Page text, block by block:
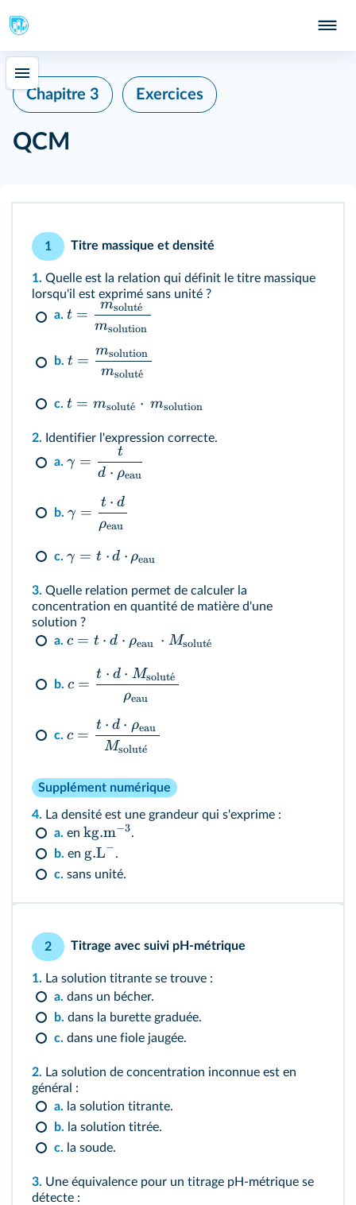
Chapitre 3 Exercices
QCM
1 Titre massique et densité
1. Quelle est la relation qui définit le titre massique
lorsqu'il est exprimé sans unité ?
a. t =
msolution
msolute
ˊ
b. t =
msolute
ˊ
msolution
c. t = msolute
ˊ ⋅ msolution
2. Identifier l'expression correcte.
a. γ =
d ⋅ ρeau
t
b. γ =
ρeau
t ⋅ d
c. γ = t ⋅ d ⋅ ρeau
3. Quelle relation permet de calculer la
concentration en quantité de matière d'une
solution ?
a. c = t ⋅ d ⋅ ρeau ⋅ Msolute
ˊ
b. c =
ρeau
t ⋅ d ⋅ Msolute
ˊ
c. c =
Msolute
ˊ
t ⋅ d ⋅ ρeau
Supplément numérique
4. La densité est une grandeur qui s'exprime :
a. en kg.m−3.
b. en g.L−.
c. sans unité.
2 Titrage avec suivi pH-métrique
1. La solution titrante se trouve :
a. dans un bécher.
b. dans la burette graduée.
c. dans une fiole jaugée.
2. La solution de concentration inconnue est en
général :
a. la solution titrante.
b. la solution titrée.
c. la soude.
3. Une équivalence pour un titrage pH‑métrique se
détecte :